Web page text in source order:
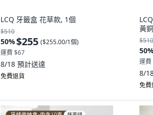
LCQ 牙籤盒 花草款, 1個
$510
50%$255 ($255.00/1個)
運費 $67
8/18 預計送達
免費退貨
黃
$510
50
運
8/
免費